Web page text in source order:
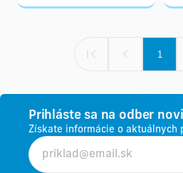
1
Prihláste sa na odber
Získate informácie o aktuálnych